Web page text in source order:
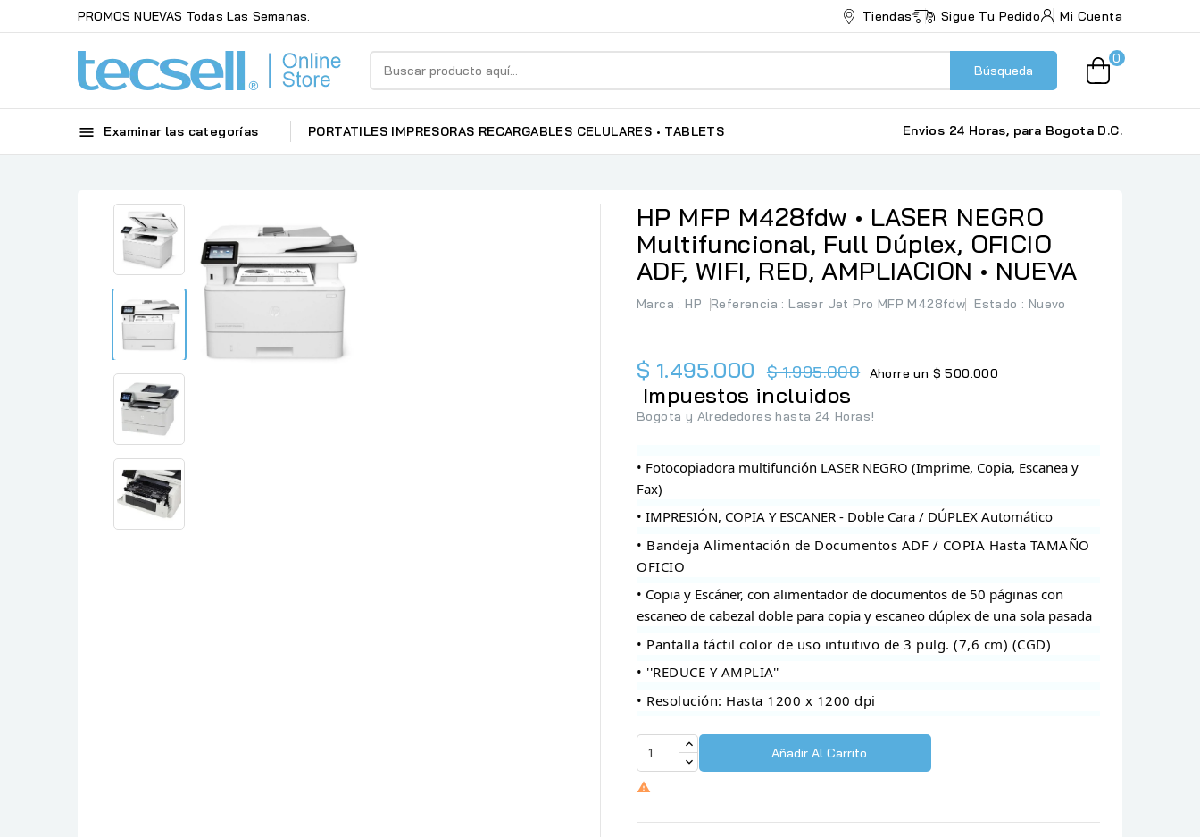
PROMOS NUEVAS Todas Las Semanas. Tiendas Sigue Tu Pedido Mi Cuenta
Búsqueda
0
 Examinar las categorías PORTATILES IMPRESORAS RECARGABLES CELULARES • TABLETS Envios 24 Horas, para Bogota D.C.
HP MFP M428fdw • LASER NEGRO
Multifuncional, Full Dúplex, OFICIO
ADF, WIFI, RED, AMPLIACION • NUEVA
Marca : HP Referencia : Laser Jet Pro MFP M428fdw Estado : Nuevo
$ 1.495.000 $ 1.995.000 Ahorre un $ 500.000
Impuestos incluidos
Bogota y Alrededores hasta 24 Horas!
• Fotocopiadora multifunción LASER NEGRO (Imprime, Copia, Escanea y
Fax)
• IMPRESIÓN, COPIA Y ESCANER - Doble Cara / DÚPLEX Automático
• Bandeja Alimentación de Documentos ADF / COPIA Hasta TAMAÑO
OFICIO
• Copia y Escáner, con alimentador de documentos de 50 páginas con
escaneo de cabezal doble para copia y escaneo dúplex de una sola pasada
• Pantalla táctil color de uso intuitivo de 3 pulg. (7,6 cm) (CGD)
• ''REDUCE Y AMPLIA''
• Resolución: Hasta 1200 x 1200 dpi
Añadir Al Carrito
